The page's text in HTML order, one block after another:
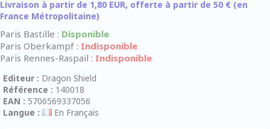
Livraison à partir de 1,80 EUR, offerte à partir de 50 € (en
France Métropolitaine)
Paris Bastille : Disponible
Paris Oberkampf : Indisponible
Paris Rennes-Raspail : Indisponible
Editeur : Dragon Shield
Référence : 140018
EAN : 5706569337056
Langue :
En Français